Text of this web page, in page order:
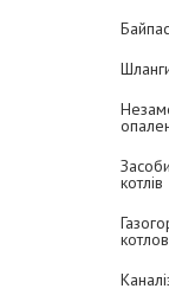
котлів